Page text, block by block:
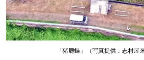
「猪鹿蝶」（写真提供：志村屋